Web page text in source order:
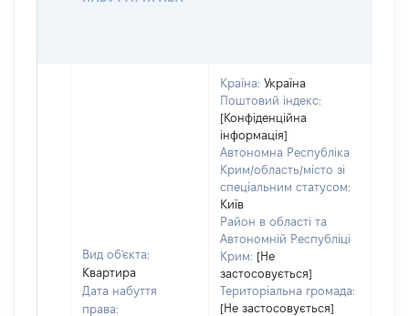
Вид об'єкта:
Квартира
Дата набуття
права:
Країна: Україна
Поштовий індекс:
[Конфіденційна
інформація]
Автономна Республіка
Крим/область/місто зі
спеціальним статусом:
Київ
Район в області та
Автономній Республіці
Крим: [Не
застосовується]
Територіальна громада:
[Не застосовується]